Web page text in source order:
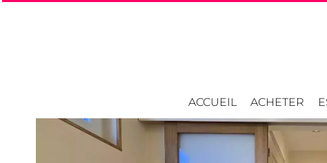
ACCUEIL ACHETER